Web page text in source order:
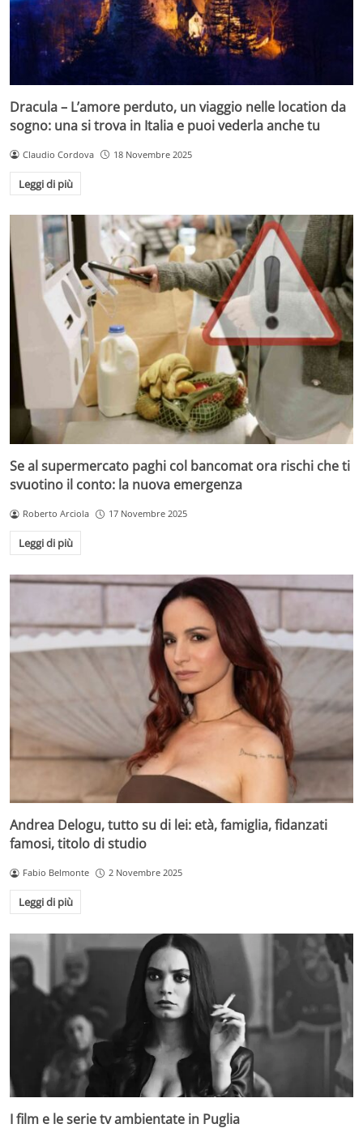
Dracula – L’amore perduto, un viaggio nelle location da
sogno: una si trova in Italia e puoi vederla anche tu
Claudio Cordova 18 Novembre 2025
Leggi di più
Se al supermercato paghi col bancomat ora rischi che ti
svuotino il conto: la nuova emergenza
Roberto Arciola 17 Novembre 2025
Leggi di più
Andrea Delogu, tutto su di lei: età, famiglia, fidanzati
famosi, titolo di studio
Fabio Belmonte 2 Novembre 2025
Leggi di più
I film e le serie tv ambientate in Puglia